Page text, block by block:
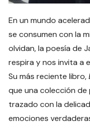
En un mundo
se consumen con la
olvidan, la poesía de
respira y nos invita a
Su más reciente libro,
que una colección de
trazado con la
emociones